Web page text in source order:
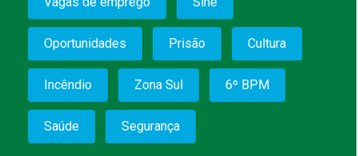
Oportunidades Prisão Cultura
Incêndio Zona Sul 6º BPM
Saúde Segurança